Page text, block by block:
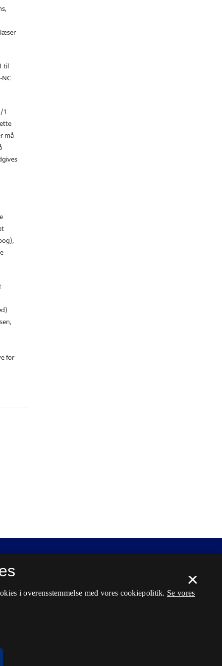
til
NC
1
må
for
×
i overensstemmelse med vores cookiepolitik. Se vores